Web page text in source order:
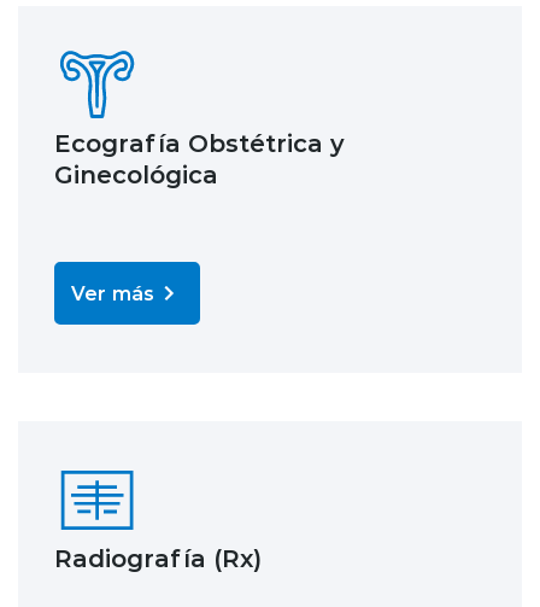
Ecografía Obstétrica y
Ginecológica
Ver más
Radiografía (Rx)